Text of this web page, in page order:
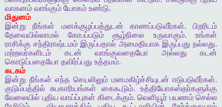
வாகனம் வாங்கும் யோகம் உண்டு.
மிதுனம்
இன்று
நீங்கள் மனக்குழப்பத்துடன் காணப்படுவீர்கள். பிறரிடம்
தேவையில்லாமல்
கோபப்படும் சூழ்நிலை உருவாகும். உங்கள்
ராசிக்கு சந்திராஷ்டமம் இருப்பதால் அமைதியாக இருப்பது நல்லது.
மற்றவர்களிடம்
கடன் வாங்குவதையோ அல்லது
கடன்
கொடுப்பதையோ தவிர்ப்பது உத்தமம்.
கடகம்
இன்று நீங்கள் எந்த செயலிலும் மனமகிழ்ச்சியுடன் ஈடுபடுவீர்கள்.
குடும்பத்தில்
சுபகாரியங்கள் கைகூடும்.உத்தியோகஸ்தர்களுக்கு
வேலையில் புதிய வாய்ப்புகள் கிடைக்கும். வெளியூர் பயணம் செல்ல